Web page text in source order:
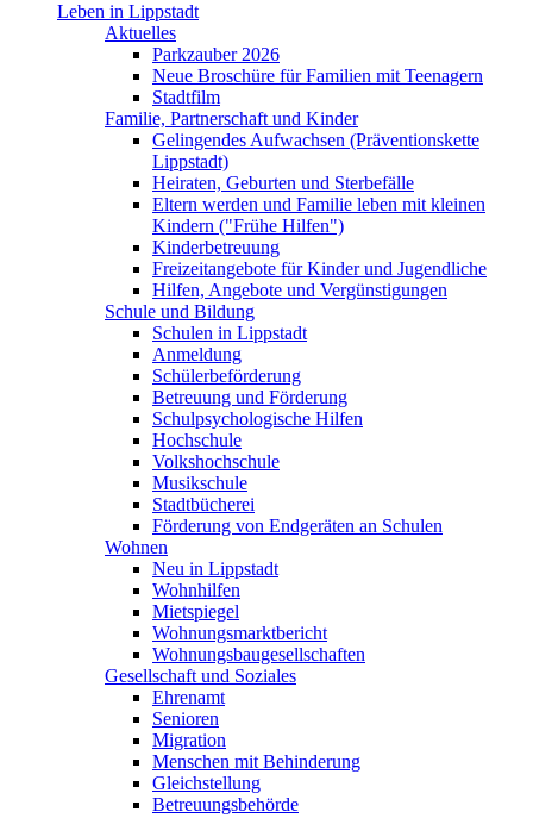
Leben in Lippstadt
Aktuelles
Parkzauber 2026
Neue Broschüre für Familien mit Teenagern
Stadtfilm
Familie, Partnerschaft und Kinder
Gelingendes Aufwachsen (Präventionskette
Lippstadt)
Heiraten, Geburten und Sterbefälle
Eltern werden und Familie leben mit kleinen
Kindern ("Frühe Hilfen")
Kinderbetreuung
Freizeitangebote für Kinder und Jugendliche
Hilfen, Angebote und Vergünstigungen
Schule und Bildung
Schulen in Lippstadt
Anmeldung
Schülerbeförderung
Betreuung und Förderung
Schulpsychologische Hilfen
Hochschule
Volkshochschule
Musikschule
Stadtbücherei
Förderung von Endgeräten an Schulen
Wohnen
Neu in Lippstadt
Wohnhilfen
Mietspiegel
Wohnungsmarktbericht
Wohnungsbaugesellschaften
Gesellschaft und Soziales
Ehrenamt
Senioren
Migration
Menschen mit Behinderung
Gleichstellung
Betreuungsbehörde